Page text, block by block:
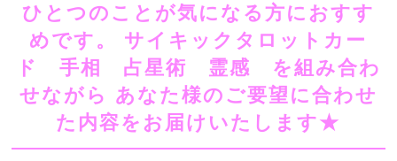
ひとつのことが気になる方におすす
めです。​ ​​サイキックタロットカー
ド 手相 占星術 霊感 を組み合わ
せながら​ ​​あなた様のご要望に合わせ
た内容をお届けいたします★